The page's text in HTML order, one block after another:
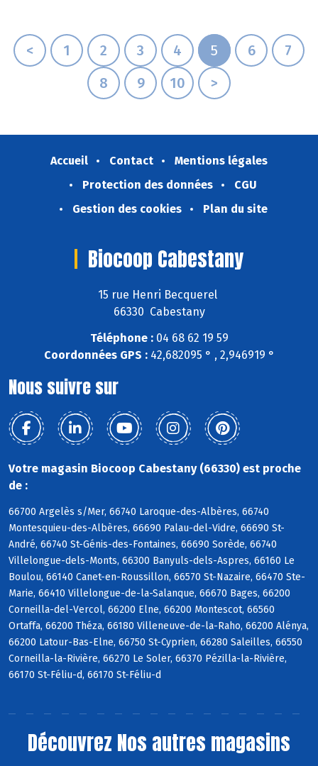
< 1 2 3 4 5 6
7
8
9 10 >
Accueil Contact
Mentions légales
Protection des données
CGU
Gestion des cookies
Plan du site
Biocoop Cabestany
15 rue Henri Becquerel
66330 Cabestany
Téléphone :04 68 62 19 59
Coordonnées GPS :42,682095 ° , 2,946919 °
Nous suivre sur
Votre magasin Biocoop Cabestany (66330) est proche
de :
66700 Argelès s/Mer, 66740 Laroque-des-Albères, 66740
Montesquieu-des-Albères, 66690 Palau-del-Vidre, 66690 St-
André, 66740 St-Génis-des-Fontaines, 66690 Sorède, 66740
Villelongue-dels-Monts, 66300 Banyuls-dels-Aspres, 66160 Le
Boulou, 66140 Canet-en-Roussillon, 66570 St-Nazaire, 66470 Ste-
Marie, 66410 Villelongue-de-la-Salanque, 66670 Bages, 66200
Corneilla-del-Vercol, 66200 Elne, 66200 Montescot, 66560
Ortaffa, 66200 Théza, 66180 Villeneuve-de-la-Raho, 66200 Alénya,
66200 Latour-Bas-Elne, 66750 St-Cyprien, 66280 Saleilles, 66550
Corneilla-la-Rivière, 66270 Le Soler, 66370 Pézilla-la-Rivière,
66170 St-Féliu-d, 66170 St-Féliu-d
Découvrez Nos autres magasins